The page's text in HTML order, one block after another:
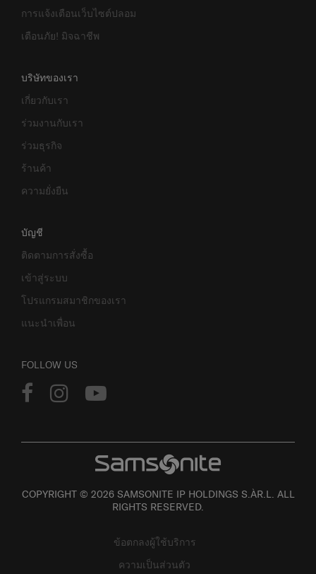
การแจ้งเตือนเว็บไซต์ปลอม
เตือนภัย! มิจฉาชีพ
บริษัทของเรา
เกี่ยวกับเรา
ร่วมงานกับเรา
ร่วมธุรกิจ
ร้านค้า
ความยั่งยืน
บัญชี
ติดตามการสั่งซื้อ
เข้าสู่ระบบ
โปรแกรมสมาชิกของเรา
แนะนำเพื่อน
FOLLOW US
COPYRIGHT © 2026 SAMSONITE IP HOLDINGS S.ÀR.L. ALL
RIGHTS RESERVED.
ข้อตกลงผู้ใช้บริการ
ความเป็นส่วนตัว